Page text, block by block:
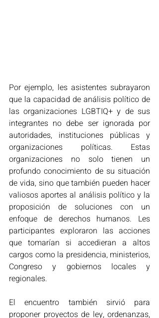
Por ejemplo, les asistentes subrayaron
que la capacidad de análisis político de
las organizaciones LGBTIQ+ y de sus
integrantes no debe ser ignorada por
autoridades, instituciones públicas y
organizaciones políticas. Estas
organizaciones no solo tienen un
profundo conocimiento de su situación
de vida, sino que también pueden hacer
valiosos aportes al análisis político y la
proposición de soluciones con un
enfoque de derechos humanos. Les
participantes exploraron las acciones
que tomarían si accedieran a altos
cargos como la presidencia, ministerios,
Congreso y gobiernos locales y
regionales.
El encuentro también sirvió para
proponer proyectos de ley, ordenanzas,